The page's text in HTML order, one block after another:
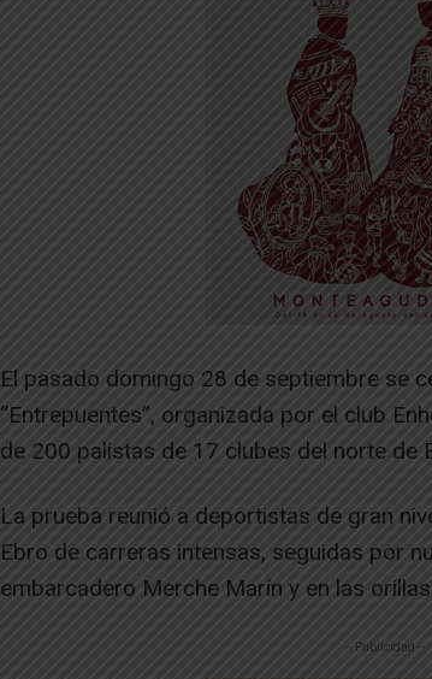
El pasado domingo 28 de septiembre se
“Entrepuentes”, organizada por el club
de 200 palistas de 17 clubes del norte de
La prueba reunió a deportistas de gran
Ebro de carreras intensas, seguidas por
embarcadero Merche Marín y en las
-- Publicidad --